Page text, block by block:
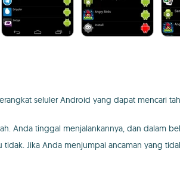
seluler Android yang dapat mencari
Anda tinggal menjalankannya, dan dalam
Jika Anda menjumpai ancaman yang